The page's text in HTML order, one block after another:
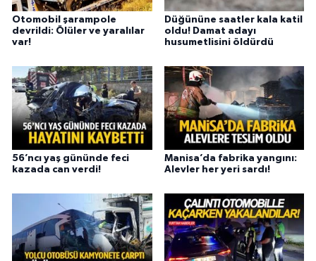
Otomobil şarampole
devrildi: Ölüler ve yaralılar
var!
Düğününe saatler kala katil
oldu! Damat adayı
husumetlisini öldürdü
56’ncı yaş gününde feci
kazada can verdi!
Manisa’da fabrika yangını:
Alevler her yeri sardı!